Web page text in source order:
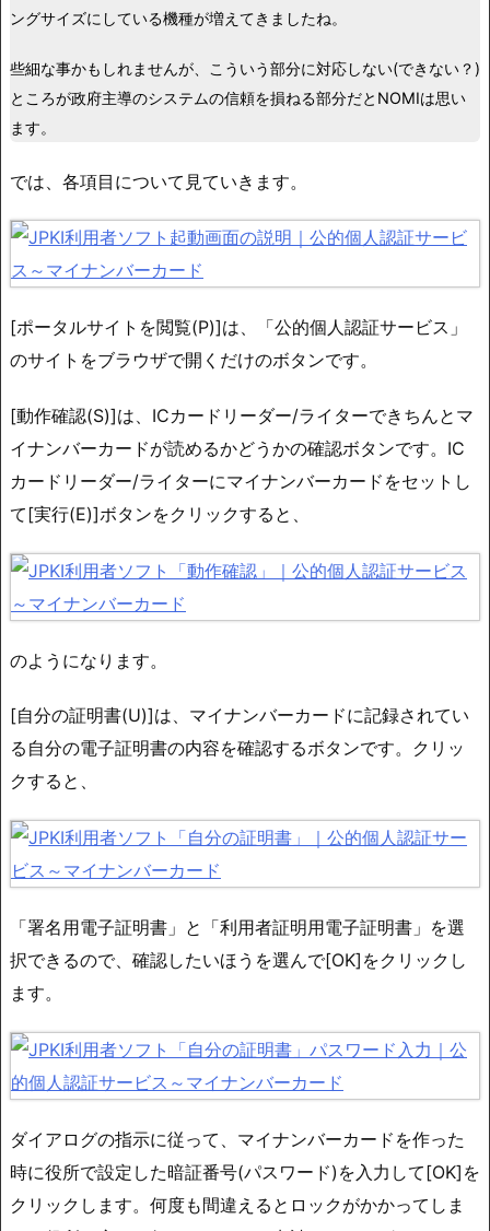
ングサイズにしている機種が増えてきましたね。
些細な事かもしれませんが、こういう部分に対応しない(できない？)
ところが政府主導のシステムの信頼を損ねる部分だとNOMIは思い
ます。
では、各項目について見ていきます。
[ポータルサイトを閲覧(P)]は、「公的個人認証サービス」
のサイトをブラウザで開くだけのボタンです。
[動作確認(S)]は、ICカードリーダー/ライターできちんとマ
イナンバーカードが読めるかどうかの確認ボタンです。IC
カードリーダー/ライターにマイナンバーカードをセットし
て[実行(E)]ボタンをクリックすると、
のようになります。
[自分の証明書(U)]は、マイナンバーカードに記録されてい
る自分の電子証明書の内容を確認するボタンです。クリッ
クすると、
「署名用電子証明書」と「利用者証明用電子証明書」を選
択できるので、確認したいほうを選んで[OK]をクリックし
ます。
ダイアログの指示に従って、マイナンバーカードを作った
時に役所で設定した暗証番号(パスワード)を入力して[OK]を
クリックします。何度も間違えるとロックがかかってしま